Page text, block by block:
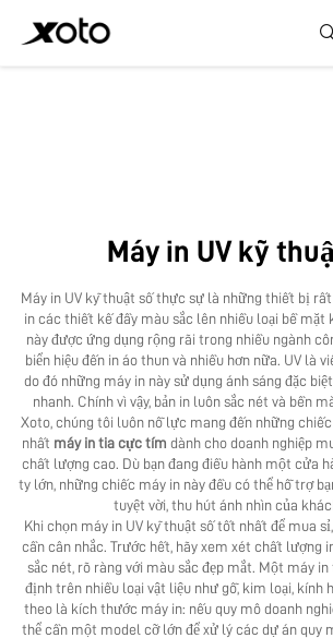
Dịch Vụ
Ứng Dụng
Liên Hệ Chúng Tôi
Máy in UV kỹ
Máy in UV kỹ thuật số thực sự là những thiết bị rất
in các thiết kế đầy màu sắc lên nhiều loại bề mặt
này được ứng dụng rộng rãi trong nhiều ngành
biển hiệu đến in áo thun và nhiều hơn nữa. UV là
do đó những máy in này sử dụng ánh sáng đặc
nhanh. Chính vì vậy, bản in luôn sắc nét và bền
Xoto, chúng tôi luôn nỗ lực mang đến những
nhất máy in tia cực tím dành cho doanh nghiệp
chất lượng cao. Dù bạn đang điều hành một cửa
ty lớn, những chiếc máy in này đều có thể hỗ trợ
tuyệt vời, thu hút ánh nhìn của
Khi chọn máy in UV kỹ thuật số tốt nhất để mua
cần cân nhắc. Trước hết, hãy xem xét chất lượng
sắc nét, rõ ràng với màu sắc đẹp mắt. Một máy
định trên nhiều loại vật liệu như gỗ, kim loại, kính
theo là kích thước máy in: nếu quy mô doanh
thể cần một model cỡ lớn để xử lý các dự án quy